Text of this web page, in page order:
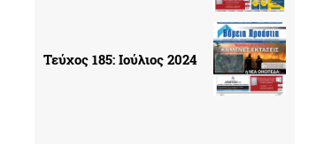
Τεύχος 185: Ιούλιος 2024